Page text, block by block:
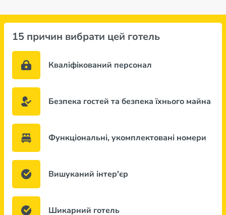
15 причин вибрати цей готель
Кваліфікований персонал
Безпека гостей та безпека їхнього майна
Функціональні, укомплектовані номери
Вишуканий інтер'єр
Шикарний готель